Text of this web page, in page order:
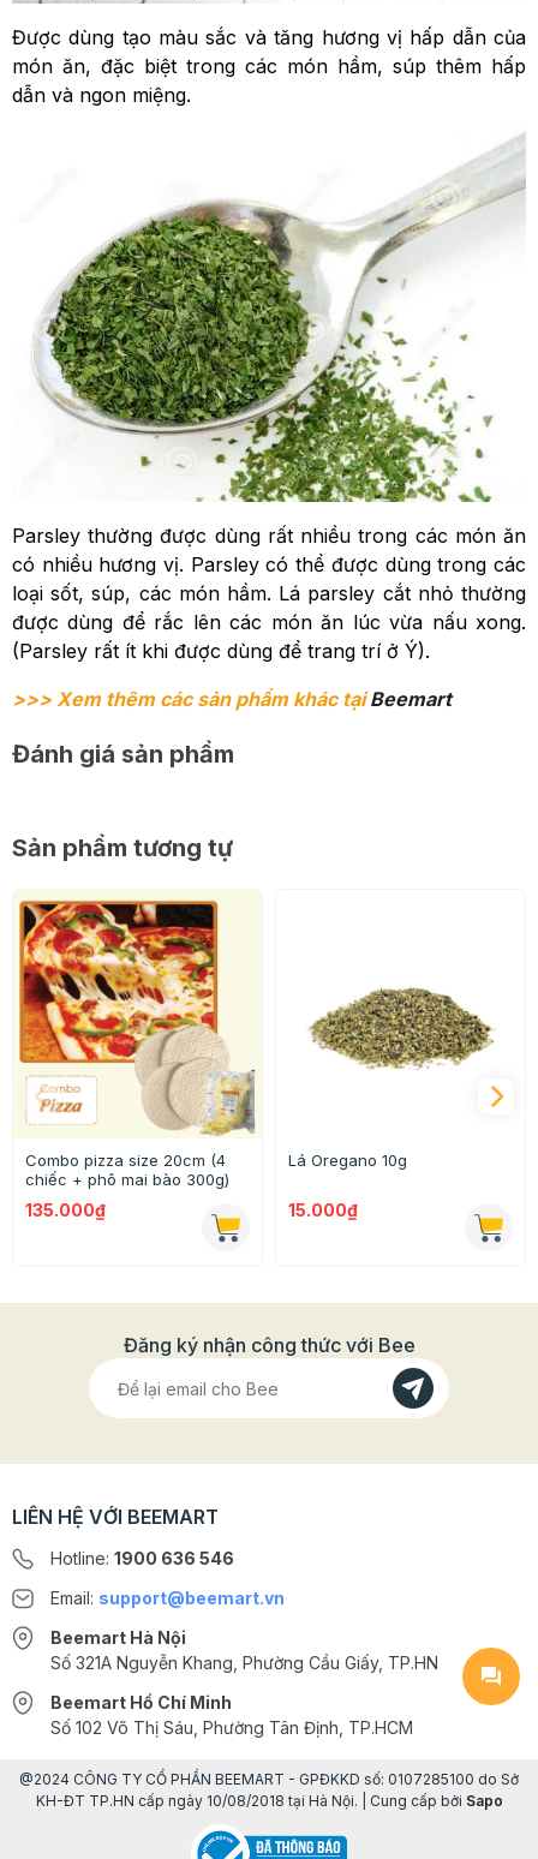
Được dùng tạo màu sắc và tăng hương vị hấp dẫn của
món ăn, đặc biệt trong các món hầm, súp thêm hấp
dẫn và ngon miệng.
Parsley thường được dùng rất nhiều trong các món ăn
có nhiều hương vị. Parsley có thể được dùng trong các
loại sốt, súp, các món hầm. Lá parsley cắt nhỏ thường
được dùng để rắc lên các món ăn lúc vừa nấu xong.
(Parsley rất ít khi được dùng để trang trí ở Ý).
>>> Xem thêm các sản phẩm khác tạiBeemart
Đánh giá sản phẩm
Sản phẩm tương tự
Combo pizza size 20cm (4
chiếc + phô mai bào 300g)
135.000₫
Lá Oregano 10g
15.000₫
Đăng ký nhận công thức với Bee
LIÊN HỆ VỚI BEEMART
Hotline: 1900 636 546
Email: support@beemart.vn
Beemart Hà Nội
Số 321A Nguyễn Khang, Phường Cầu Giấy, TP.HN
Beemart Hồ Chí Minh
Số 102 Võ Thị Sáu, Phường Tân Định, TP.HCM
@2024 CÔNG TY CỔ PHẦN BEEMART - GPĐKKD số: 0107285100 do Sở
KH-ĐT TP.HN cấp ngày 10/08/2018 tại Hà Nội. | Cung cấp bởi Sapo